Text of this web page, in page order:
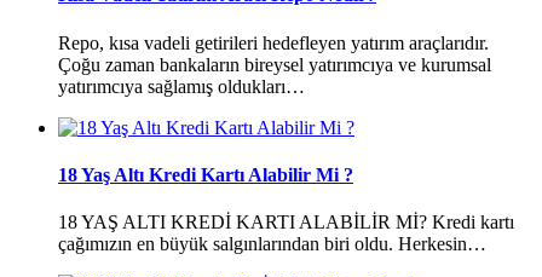
Repo, kısa vadeli getirileri hedefleyen yatırım araçlarıdır.
Çoğu zaman bankaların bireysel yatırımcıya ve kurumsal
yatırımcıya sağlamış oldukları…
18 Yaş Altı Kredi Kartı Alabilir Mi ?
18 YAŞ ALTI KREDİ KARTI ALABİLİR Mİ? Kredi kartı
çağımızın en büyük salgınlarından biri oldu. Herkesin…